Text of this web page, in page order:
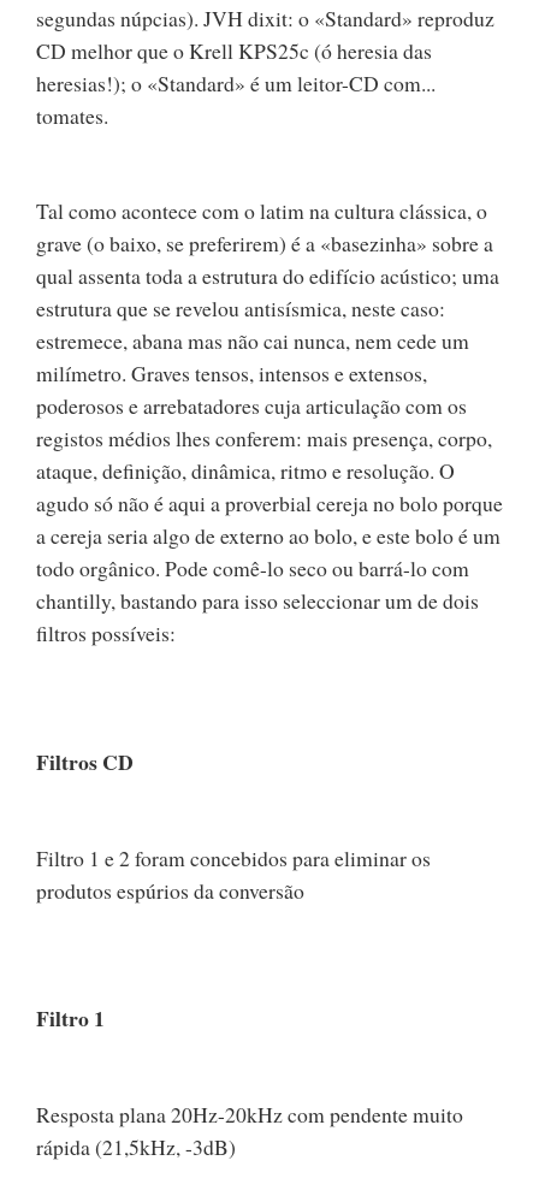
segundas núpcias). JVH dixit: o «Standard» reproduz
CD melhor que o Krell KPS25c (ó heresia das
heresias!); o «Standard» é um leitor-CD com...
tomates.
Tal como acontece com o latim na cultura clássica, o
grave (o baixo, se preferirem) é a «basezinha» sobre a
qual assenta toda a estrutura do edifício acústico; uma
estrutura que se revelou antisísmica, neste caso:
estremece, abana mas não cai nunca, nem cede um
milímetro. Graves tensos, intensos e extensos,
poderosos e arrebatadores cuja articulação com os
registos médios lhes conferem: mais presença, corpo,
ataque, definição, dinâmica, ritmo e resolução. O
agudo só não é aqui a proverbial cereja no bolo porque
a cereja seria algo de externo ao bolo, e este bolo é um
todo orgânico. Pode comê-lo seco ou barrá-lo com
chantilly, bastando para isso seleccionar um de dois
filtros possíveis:
Filtros CD
Filtro 1 e 2 foram concebidos para eliminar os
produtos espúrios da conversão
Filtro 1
Resposta plana 20Hz-20kHz com pendente muito
rápida (21,5kHz, -3dB)